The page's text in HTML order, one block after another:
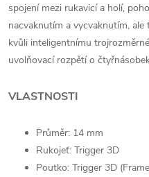
spojení mezi rukavicí a holí,
nacvaknutím a vycvaknutím,
kvůli inteligentnímu
uvolňovací rozpětí o
VLASTNOSTI
Průměr: 14 mm
Rukojeť: Trigger 3D
Poutko: Trigger 3D